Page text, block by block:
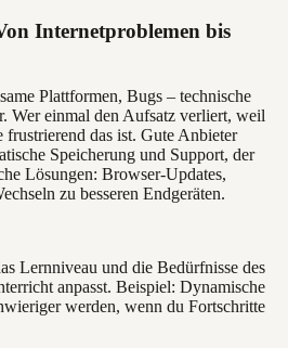
Internetproblemen bis
Plattformen, Bugs – technische
Wer einmal den Aufsatz verliert, weil
das ist. Gute Anbieter
Speicherung und Support, der
Lösungen: Browser-Updates,
zu besseren Endgeräten.
Lernniveau und die Bedürfnisse des
anpasst. Beispiel: Dynamische
werden, wenn du Fortschritte